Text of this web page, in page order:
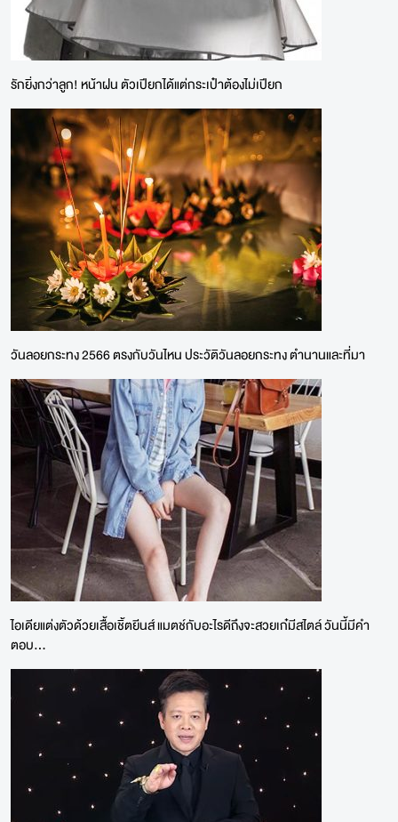
รักยิ่งกว่าลูก! หน้าฝน ตัวเปียกได้แต่กระเป๋าต้องไม่เปียก
วันลอยกระทง 2566 ตรงกับวันไหน ประวัติวันลอยกระทง ตำนานและที่มา
ไอเดียแต่งตัวด้วยเสื้อเชิ้ตยีนส์ แมตช์กับอะไรดีถึงจะสวยเก๋มีสไตล์ วันนี้มีคำ
ตอบ...